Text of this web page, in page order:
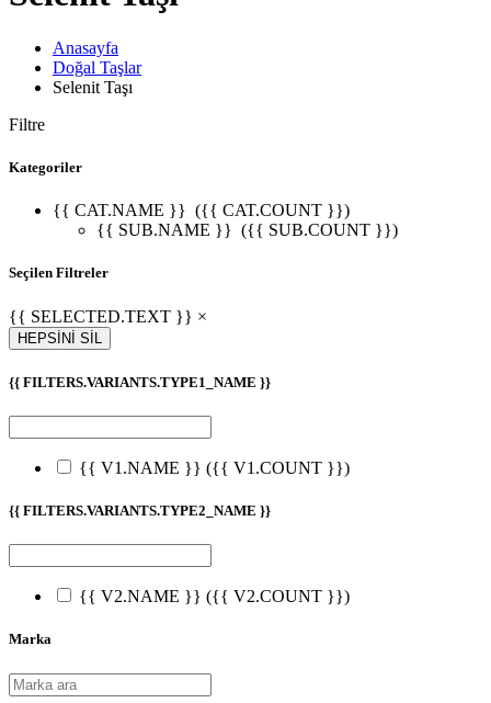
Anasayfa
Doğal Taşlar
Selenit Taşı
Filtre
Kategoriler
{{ CAT.NAME }} ({{ CAT.COUNT }})
{{ SUB.NAME }} ({{ SUB.COUNT }})
Seçilen Filtreler
{{ SELECTED.TEXT }} ×
HEPSİNİ SİL
{{ FILTERS.VARIANTS.TYPE1_NAME }}
{{ V1.NAME }} ({{ V1.COUNT }})
{{ FILTERS.VARIANTS.TYPE2_NAME }}
{{ V2.NAME }} ({{ V2.COUNT }})
Marka